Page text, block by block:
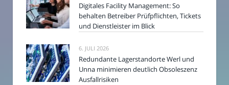
Digitales Facility Management: So
behalten Betreiber Prüfpflichten, Tickets
und Dienstleister im Blick
6. JULI 2026
Redundante Lagerstandorte Werl und
Unna minimieren deutlich Obsoleszenz
Ausfallrisiken